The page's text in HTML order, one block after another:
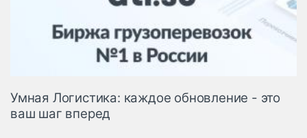
Умная Логистика: каждое обновление - это
ваш шаг вперед